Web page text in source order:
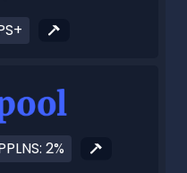
2%